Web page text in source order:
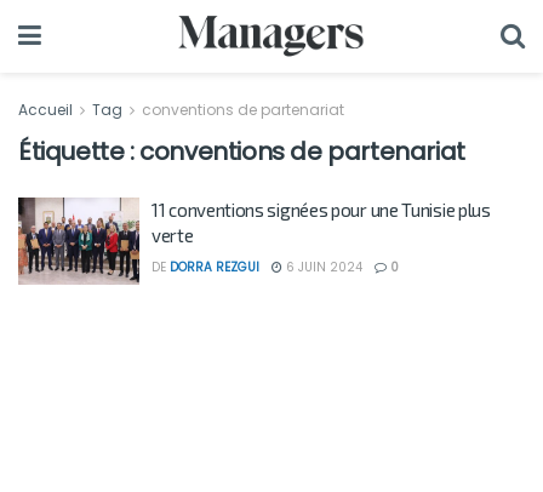
Accueil Tag conventions de partenariat
Étiquette :conventions de partenariat
11 conventions signées pour une Tunisie plus
verte
DE DORRA REZGUI 6 JUIN 2024 0